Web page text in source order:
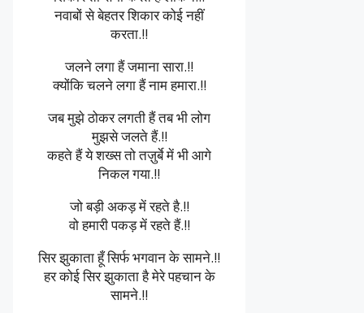
नवाबों से बेहतर शिकार कोई नहीं
करता.!!
जलने लगा हैं जमाना सारा.!!
क्योंकि चलने लगा हैं नाम हमारा.!!
जब मुझे ठोकर लगती हैं तब भी लोग
मुझसे जलते हैं.!!
कहते हैं ये शख्स तो तज़ुर्बे में भी आगे
निकल गया.!!
जो बड़ी अकड़ में रहते है.!!
वो हमारी पकड़ में रहते हैं.!!
सिर झुकाता हूँ सिर्फ भगवान के सामने.!!
हर कोई सिर झुकाता है मेरे पहचान के
सामने.!!